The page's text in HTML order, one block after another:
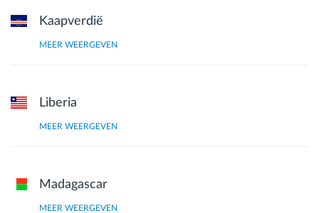
Kaapverdië
MEER WEERGEVEN
Liberia
MEER WEERGEVEN
Madagascar
MEER WEERGEVEN